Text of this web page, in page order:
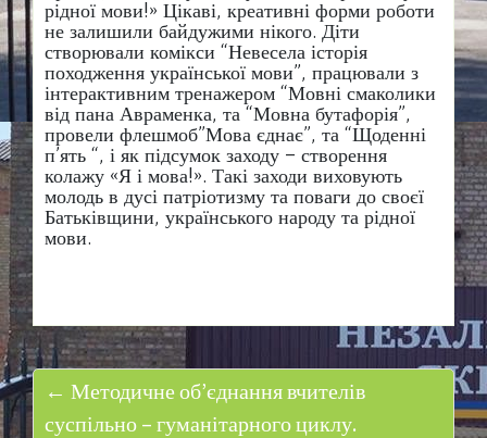
рідної мови!» Цікаві, креативні форми роботи
не залишили байдужими нікого. Діти
створювали комікси “Невесела історія
походження української мови”, працювали з
інтерактивним тренажером “Мовні смаколики
від пана Авраменка, та “Мовна бутафорія”,
провели флешмоб”Мова єднає”, та “Щоденні
п’ять “, і як підсумок заходу – створення
колажу «Я і мова!». Такі заходи виховують
молодь в дусі патріотизму та поваги до своєї
Батьківщини, українського народу та рідної
мови.
← Методичне об’єднання вчителів
суспільно – гуманітарного циклу.